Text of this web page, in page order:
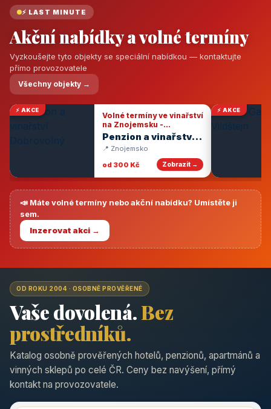
⚡ LAST MINUTE
Akční nabídky a volné termíny
Vyzkoušejte tyto objekty se speciální nabídkou — kontaktujte
přímo provozovatele
Všechny objekty →
⚡ AKCE
Volné termíny ve vinařství
na Znojemsku -
degustace vín
Penzion a vinařství
Dobrovolný
📍 Znojemsko
od 300 Kč
Zobrazit →
⚡ AKCE
📣 Máte volné termíny nebo akční nabídku? Umístěte ji
sem.
Inzerovat akci →
OD ROKU 2004 · OSOBNĚ PROVĚŘENÉ
Vaše dovolená.Bez
prostředníků.
Katalog osobně prověřených hotelů, penzionů, apartmánů a
vinných sklepů po celé ČR. Ceny bez navýšení, přímý
kontakt na provozovatele.